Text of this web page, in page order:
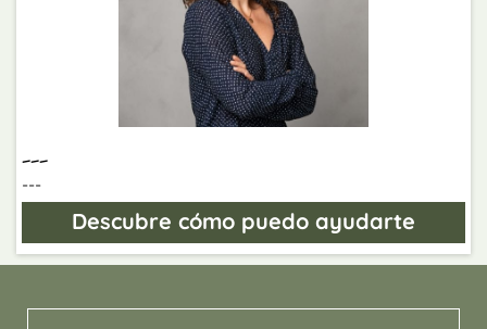
---
---
Descubre cómo puedo ayudarte